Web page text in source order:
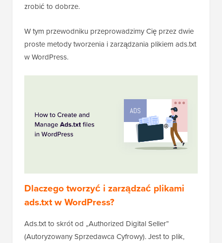
zrobić to dobrze.
W tym przewodniku przeprowadzimy Cię przez dwie
proste metody tworzenia i zarządzania plikiem ads.txt
w WordPress.
Dlaczego tworzyć i zarządzać plikami
ads.txt w WordPress?
Ads.txt to skrót od „Authorized Digital Seller”
(Autoryzowany Sprzedawca Cyfrowy). Jest to plik,